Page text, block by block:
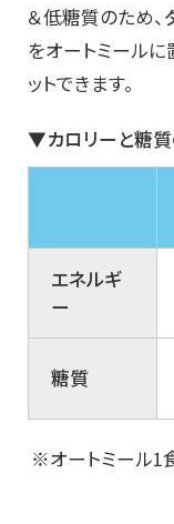
＆低糖質のため、
をオートミール
ットできます。
▼カロリーと糖質
エネルギ
ー
糖質
※オートミール1